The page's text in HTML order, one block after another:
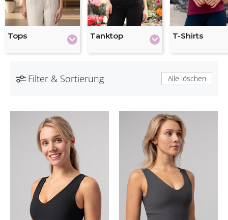
Tops Tanktop T-Shirts
Filter & Sortierung Alle löschen